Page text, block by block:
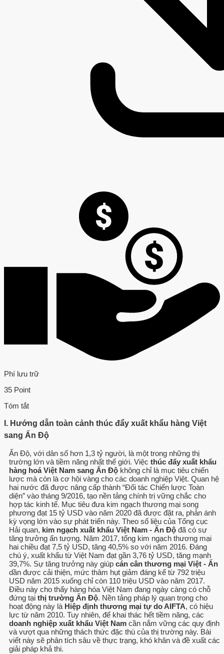
Phí lưu trữ
35 Point
Tóm tắt
I. Hướng dẫn toàn cảnh thúc đẩy xuất khẩu hàng Việt
sang Ấn Độ
Ấn Độ, với dân số hơn 1,3 tỷ người, là một trong những thị
trường lớn và tiềm năng nhất thế giới. Việc thúc đẩy xuất khẩu
hàng hoá Việt Nam sang Ấn Độ không chỉ là mục tiêu chiến
lược mà còn là cơ hội vàng cho các doanh nghiệp Việt. Quan hệ
hai nước đã được nâng cấp thành “Đối tác Chiến lược Toàn
diện” vào tháng 9/2016, tạo nền tảng chính trị vững chắc cho
hợp tác kinh tế. Mục tiêu đưa kim ngạch thương mại song
phương đạt 15 tỷ USD vào năm 2020 đã được đặt ra, phản ánh
kỳ vọng lớn vào sự phát triển này. Theo số liệu của Tổng cục
Hải quan, kim ngạch xuất khẩu Việt Nam - Ấn Độ đã có sự
tăng trưởng ấn tượng. Năm 2017, tổng kim ngạch thương mại
hai chiều đạt 7,5 tỷ USD, tăng 40,5% so với năm 2016. Đáng
chú ý, xuất khẩu từ Việt Nam đạt gần 3,76 tỷ USD, tăng mạnh
39,7%. Sự tăng trưởng này giúp cán cân thương mại Việt - Ấn
dần được cải thiện, mức thâm hụt giảm đáng kể từ 792 triệu
USD năm 2015 xuống chỉ còn 110 triệu USD vào năm 2017.
Điều này cho thấy hàng hóa Việt Nam đang ngày càng có chỗ
đứng tại thị trường Ấn Độ. Nền tảng pháp lý quan trọng cho
hoạt động này là Hiệp định thương mại tự do AIFTA, có hiệu
lực từ năm 2010. Tuy nhiên, để khai thác hết tiềm năng, các
doanh nghiệp xuất khẩu Việt Nam cần nắm vững các quy định
và vượt qua những thách thức đặc thù của thị trường này. Bài
viết này sẽ phân tích sâu về thực trạng, khó khăn và đề xuất các
giải pháp khả thi.